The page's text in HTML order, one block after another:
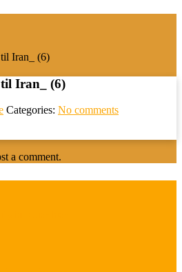
Iran_ (6)
Iran_ (6)
Categories: No comments
a comment.